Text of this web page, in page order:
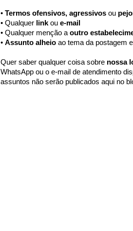
• Termos ofensivos, agressivosou
• Qualquer linkou e-mail
• Qualquer menção aoutro
• Assunto alheioao tema da postagem
Quer saber qualquer coisa sobre nossa
WhatsApp ou o e-mail de atendimento
assuntos não serão publicados aqui no